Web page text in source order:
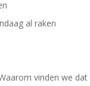
al raken
vinden we dat